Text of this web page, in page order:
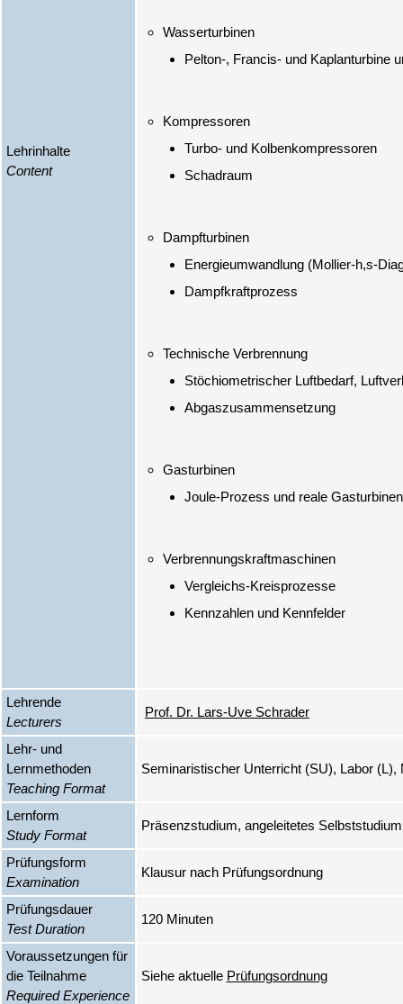
Lehrinhalte
Content
Wasserturbinen
Pelton-, Francis- und Kaplanturbine
Kompressoren
Turbo- und Kolbenkompressoren
Schadraum
Dampfturbinen
Energieumwandlung (Mollier-h,s-
Dampfkraftprozess
Technische Verbrennung
Stöchiometrischer Luftbedarf,
Abgaszusammensetzung
Gasturbinen
Joule-Prozess und reale
Verbrennungskraftmaschinen
Vergleichs-Kreisprozesse
Kennzahlen und Kennfelder
Lehrende
Lecturers
Prof. Dr. Lars-Uve Schrader
Lehr- und
Lernmethoden
Teaching Format
Seminaristischer Unterricht (SU), Labor (L),
Lernform
Study Format
Präsenzstudium, angeleitetes Selbststudium
Prüfungsform
Examination
Klausur nach Prüfungsordnung
Prüfungsdauer
Test Duration
120 Minuten
Voraussetzungen für
die Teilnahme
Required Experience
Siehe aktuelle Prüfungsordnung